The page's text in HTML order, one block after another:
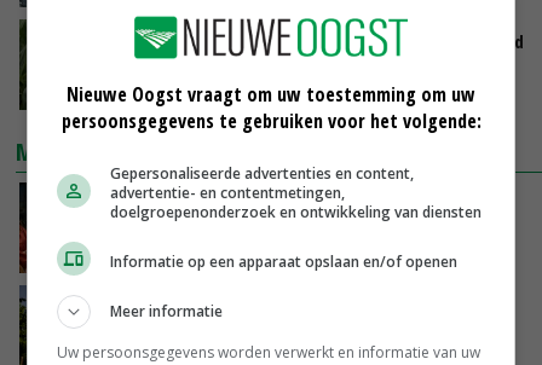
Limburgse mais van Frijns doet het verrassend
goed
GISTEREN, 10:00
MEEST GELEZEN
Ministerie zoekt tweehonderd agrariërs die
mee willen denken
GISTEREN, 11:34
Kamervragen over onttrekkingsverbod,
GISTEREN, 16:27
Nieuwe Oogst vraagt om uw toestemming om uw
persoonsgegevens te gebruiken voor het volgende:
Gepersonaliseerde advertenties en content,
advertentie- en contentmetingen,
doelgroepenonderzoek en ontwikkeling van diensten
Informatie op een apparaat opslaan en/of openen
Meer informatie
Uw persoonsgegevens worden verwerkt en informatie van uw